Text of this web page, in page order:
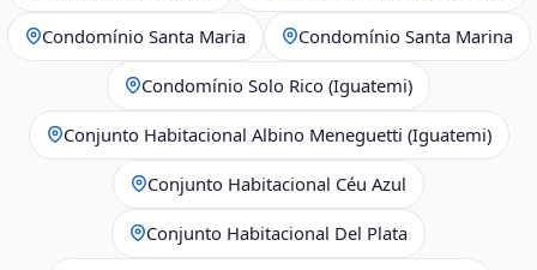
Condomínio Santa Maria Condomínio Santa Marina
Condomínio Solo Rico (Iguatemi)
Conjunto Habitacional Albino Meneguetti (Iguatemi)
Conjunto Habitacional Céu Azul
Conjunto Habitacional Del Plata